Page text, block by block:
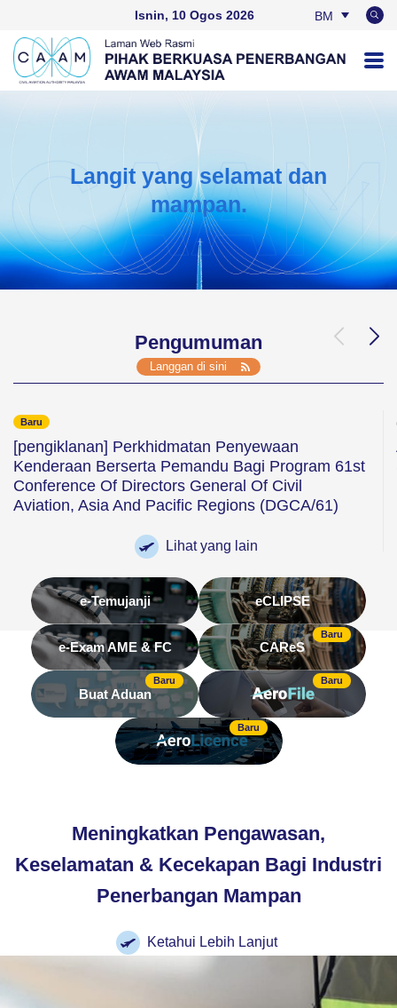
Isnin, 10 Ogos 2026
BM
Langit yang selamat dan
mampan.
Pengumuman
Langgan di sini
Baru
[pengiklanan] Perkhidmatan Penyewaan
Kenderaan Berserta Pemandu Bagi Program 61st
Conference Of Directors General Of Civil
Aviation, Asia And Pacific Regions (DGCA/61)
Lihat yang lain
e-Temujanji eCLIPSE
e-Exam AME & FC
Baru
CAReS
Baru
Buat Aduan
Baru
Baru
Meningkatkan Pengawasan,
Keselamatan & Kecekapan Bagi Industri
Penerbangan Mampan
Ketahui Lebih Lanjut